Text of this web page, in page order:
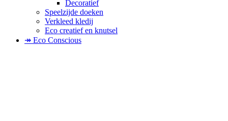
Decoratief
Speelzijde doeken
Verkleed kledij
Eco creatief en knutsel
↠ Eco Conscious